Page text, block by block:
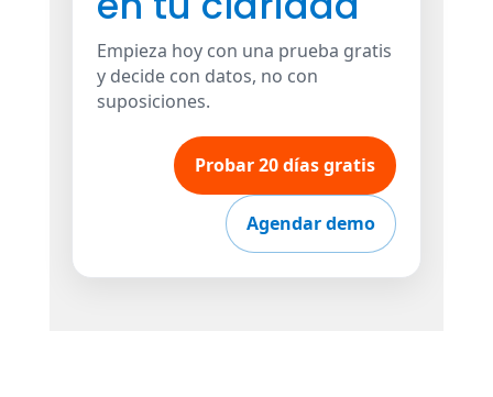
Empieza hoy con una prueba gratis
y decide con datos, no con
suposiciones.
Probar 20 días gratis
Agendar demo